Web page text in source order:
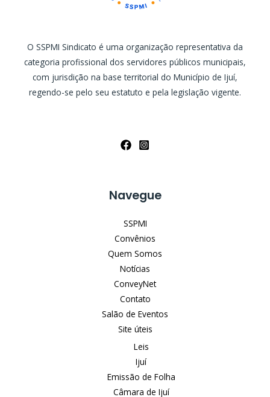
O SSPMI Sindicato é uma organização representativa da
categoria profissional dos servidores públicos municipais,
com jurisdição na base territorial do Município de Ijuí,
regendo-se pelo seu estatuto e pela legislação vigente.
Navegue
SSPMI
Convênios
Quem Somos
Notícias
ConveyNet
Contato
Salão de Eventos
Site úteis
Leis
Ijuí
Emissão de Folha
Câmara de Ijuí